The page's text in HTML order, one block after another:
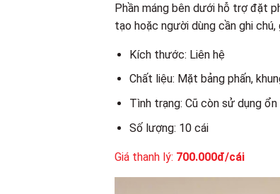
Phần máng bên dưới hỗ trợ đặt
tạo hoặc người dùng cần ghi
Kích thước: Liên hệ
Chất liệu: Mặt bảng phấn,
Tình trạng: Cũ còn sử dụng ổn
Số lượng: 10 cái
Giá thanh lý: 700.000đ/cái